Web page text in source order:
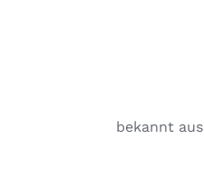
bekannt aus